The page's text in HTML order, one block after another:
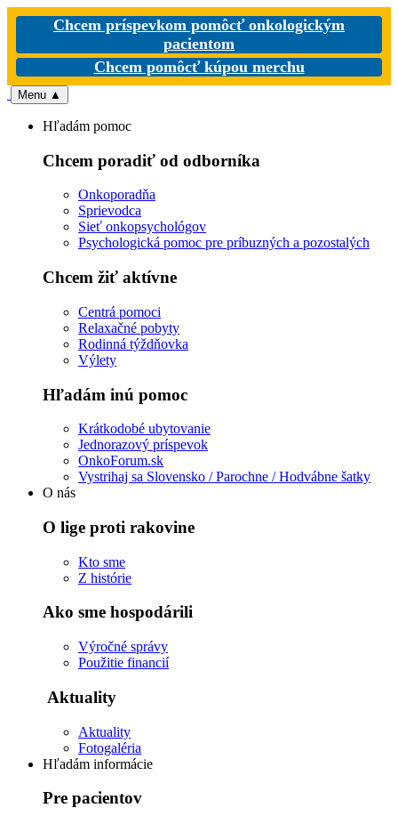
Chcem príspevkom pomôcť onkologickým
pacientom
Chcem pomôcť kúpou merchu
Menu ▲
Hľadám pomoc
Chcem poradiť od odborníka
Onkoporadňa
Sprievodca
Sieť onkopsychológov
Psychologická pomoc pre príbuzných a pozostalých
Chcem žiť aktívne
Centrá pomoci
Relaxačné pobyty
Rodinná týždňovka
Výlety
Hľadám inú pomoc
Krátkodobé ubytovanie
Jednorazový príspevok
OnkoForum.sk
Vystrihaj sa Slovensko / Parochne / Hodvábne šatky
O nás
O lige proti rakovine
Kto sme
Z histórie
Ako sme hospodárili
Výročné správy
Použitie financií
Aktuality
Aktuality
Fotogaléria
Hľadám informácie
Pre pacientov